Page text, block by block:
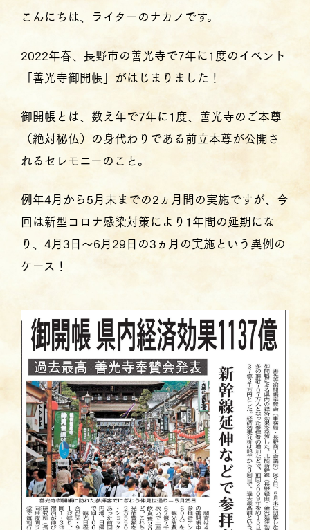
こんにちは、ライターのナカノです。
2022年春、長野市の善光寺で7年に1度のイベント
「善光寺御開帳」がはじまりました！
御開帳とは、数え年で7年に1度、善光寺のご本尊
（絶対秘仏）の身代わりである前立本尊が公開さ
れるセレモニーのこと。
例年4月から5月末までの2ヵ月間の実施ですが、今
回は新型コロナ感染対策により1年間の延期にな
り、4月3日〜6月29日の3ヵ月の実施という異例の
ケース！